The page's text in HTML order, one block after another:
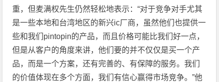
重，但麦满权先生仍然轻松地表示：“对于竞争对手尤其
是一些本地和台湾地区的新兴ic厂商，虽然他们也提供一
些和我们pintopin的产品，而且价格可能比我们好一点，
但是从客户的角度来讲，他们要的并不仅仅是买一个产
品，而是一个方案，还有完善的、有保障的服务。我们
的价值体现在多个方面，我们有信心赢得市场竞争。”他